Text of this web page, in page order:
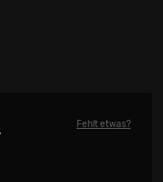
Fehlt etwas?